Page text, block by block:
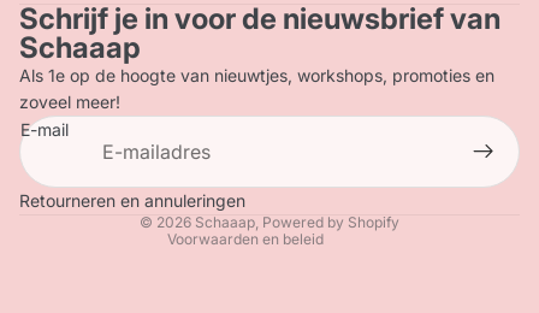
Schrijf je in voor de nieuwsbrief van
Schaaap
Als 1e op de hoogte van nieuwtjes, workshops, promoties en
zoveel meer!
E-mail
Retourneren en annuleringen
© 2026 Schaaap, Powered by Shopify
Voorwaarden en beleid
Privacybeleid
Terugbetalingsbeleid
Contactgegevens
Algemene voorwaarden
Wettelijke kennisgeving